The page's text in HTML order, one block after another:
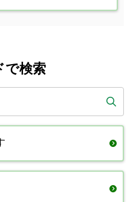
で検索